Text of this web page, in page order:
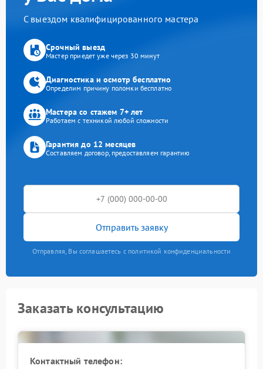
С выездом квалифицированного мастера
Срочный выезд
Мастер приедет уже через 30 минут
Диагностика и осмотр бесплатно
Определим причину поломки бесплатно
Мастера со стажем 7+ лет
Работаем с техникой любой сложности
Гарантия до 12 месяцев
Составляем договор, предоставляем гарантию
Отправить заявку
Отправляя, Вы соглашаетесь с политикой конфиденциальности
Заказать консультацию
Контактный телефон: